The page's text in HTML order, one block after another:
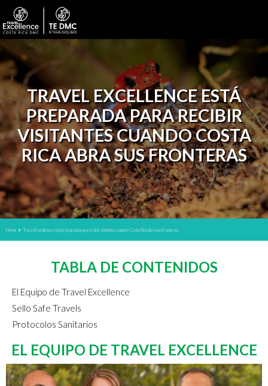
TRAVEL EXCELLENCE ESTÁ
PREPARADA PARA RECIBIR
VISITANTES CUANDO COSTA
RICA ABRA SUS FRONTERAS
Home Travel Excellence está preparada para recibir visitantes cuando Costa Rica abra sus fronteras
TABLA DE CONTENIDOS
El Equipo de Travel Excellence
Sello Safe Travels
Protocolos Sanitarios
EL EQUIPO DE TRAVEL EXCELLENCE